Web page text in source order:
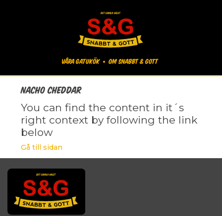
Våra gatukök Om Snabbt & Gott
Nacho Cheddar
You can find the content in it´s
right context by following the link
below
Gå till sidan